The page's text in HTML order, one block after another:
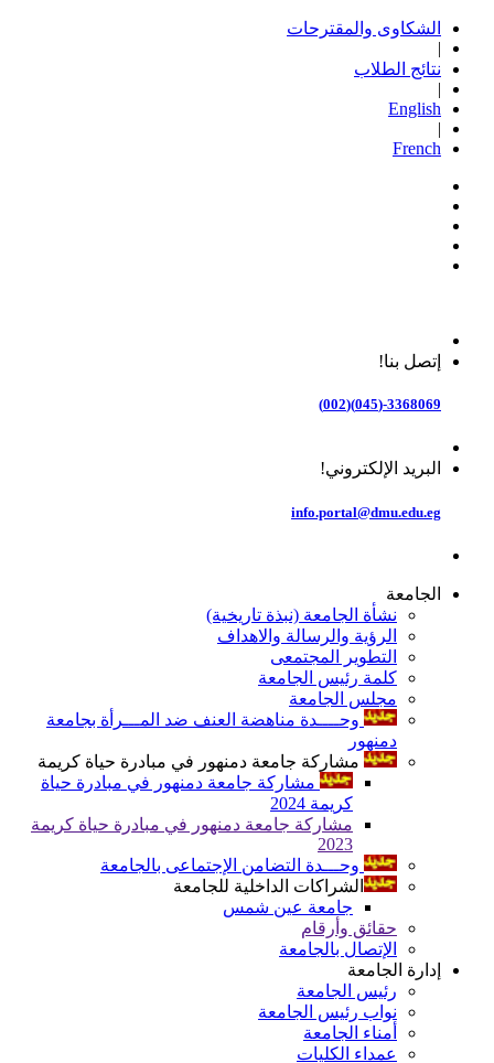
الشكاوى والمقترحات
|
نتائج الطلاب
|
English
|
French
إتصل بنا!
3368069-(045)(002)
البريد الإلكتروني!
info.portal@dmu.edu.eg
الجامعة
نشأة الجامعة (نبذة تاريخية)
الرؤية والرسالة والاهداف
التطوير المجتمعى
كلمة رئيس الجامعة
مجلس الجامعة
وحــــدة مناهضة العنف ضد المـــرأة بجامعة
دمنهور
مشاركة جامعة دمنهور في مبادرة حياة كريمة
مشاركة جامعة دمنهور في مبادرة حياة
كريمة 2024
مشاركة جامعة دمنهور في مبادرة حياة كريمة
2023
وحـــدة التضامن الإجتماعى بالجامعة
الشراكات الداخلية للجامعة
جامعة عين شمس
حقائق وأرقام
الإتصال بالجامعة
إدارة الجامعة
رئيس الجامعة
نواب رئيس الجامعة
أمناء الجامعة
عمداء الكليات